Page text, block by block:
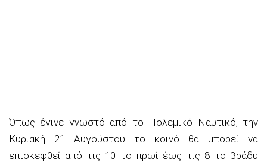
Όπως έγινε γνωστό από το Πολεμικό Ναυτικό, την
Κυριακή 21 Αυγούστου το κοινό θα μπορεί να
επισκεφθεί από τις 10 το πρωί έως τις 8 το βράδυ